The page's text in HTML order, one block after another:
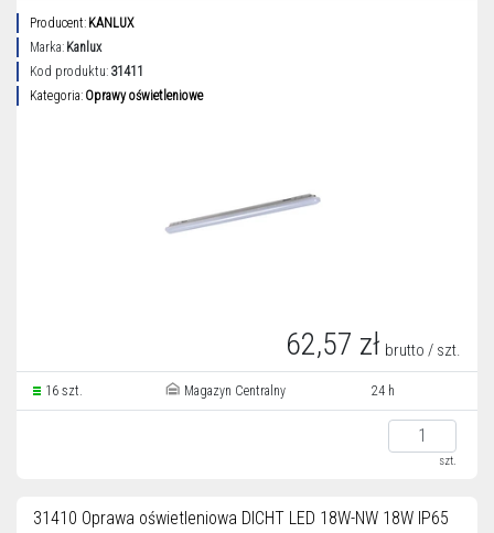
Producent: KANLUX
Marka: Kanlux
Kod produktu: 31411
Kategoria: Oprawy oświetleniowe
62,57 zł brutto / szt.
16 szt. Magazyn Centralny 24 h
szt.
31410 Oprawa oświetleniowa DICHT LED 18W-NW 18W IP65